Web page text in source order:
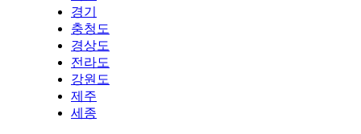
경기
충청도
경상도
전라도
강원도
제주
세종